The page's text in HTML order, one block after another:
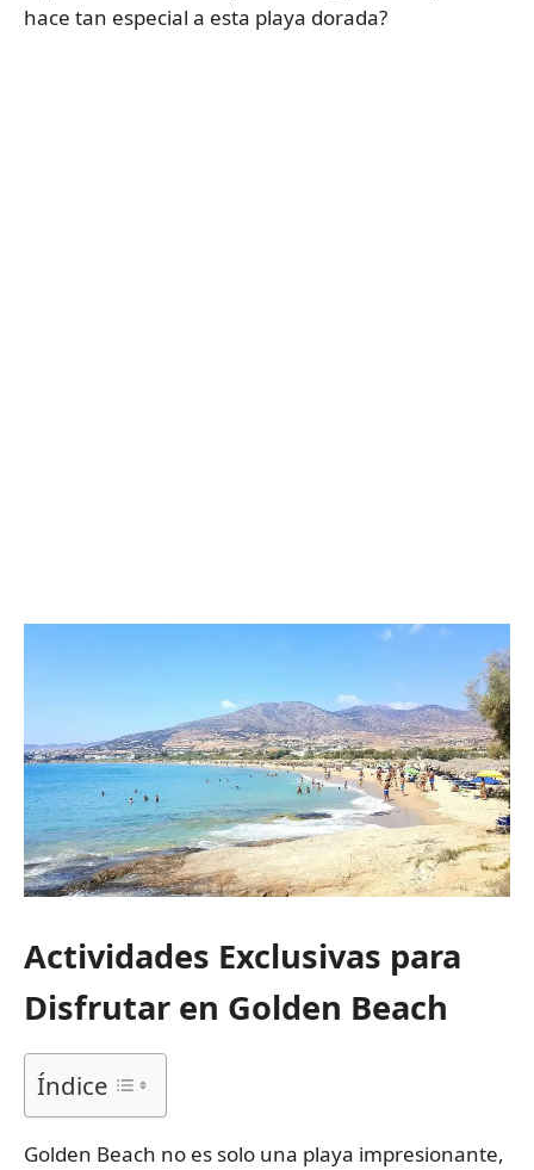
hace tan especial a esta playa dorada?
Actividades Exclusivas para
Disfrutar en Golden Beach
Índice
Golden Beach no es solo una playa impresionante,